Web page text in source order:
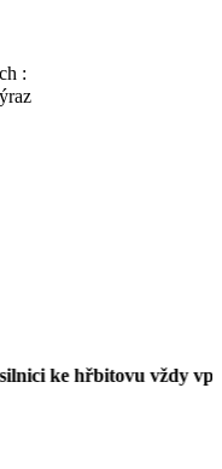
:
ke hřbitovu vždy vpůli